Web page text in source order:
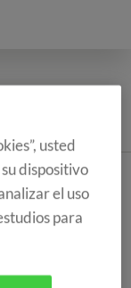
usted
dispositivo
el uso
para